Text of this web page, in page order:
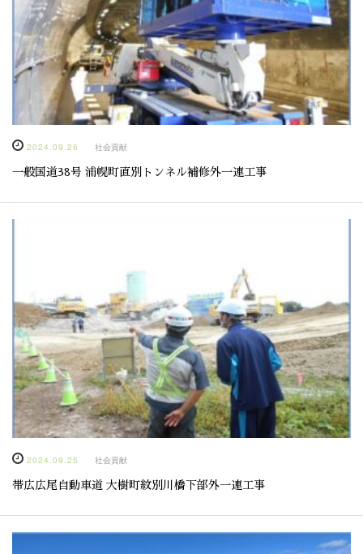
2024.09.26 社会貢献
一般国道38号 浦幌町直別トンネル補修外一連工事
2024.09.25 社会貢献
帯広広尾自動車道 大樹町紋別川橋下部外一連工事